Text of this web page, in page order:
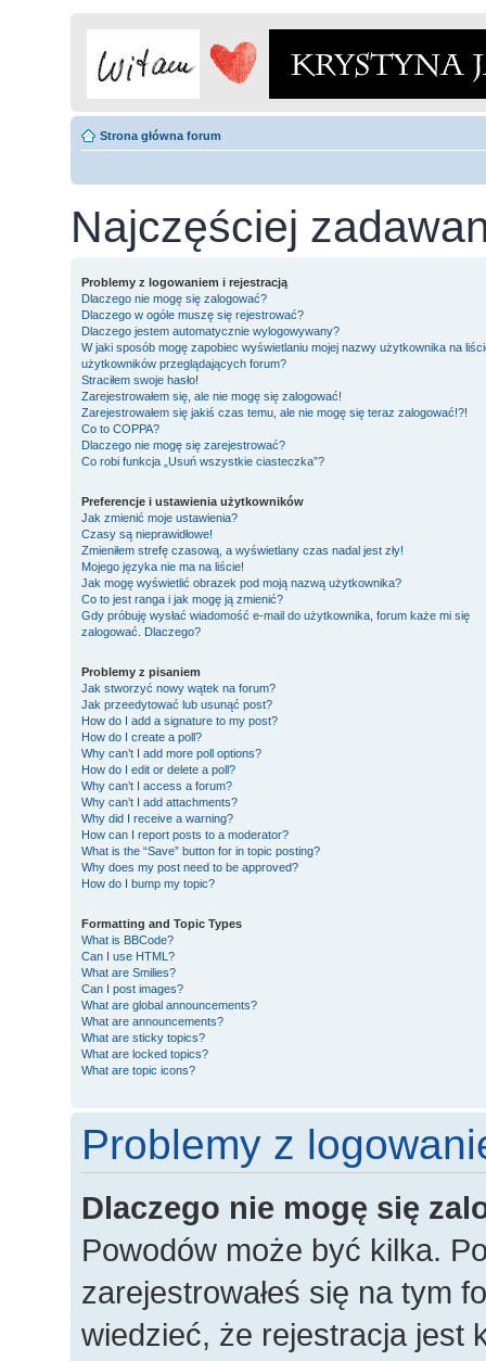
Strona główna forum
Najczęściej
Problemy z logowaniem i rejestracją
Dlaczego nie mogę się zalogować?
Dlaczego w ogóle muszę się rejestrować?
Dlaczego jestem automatycznie wylogowywany?
W jaki sposób mogę zapobiec wyświetlaniu mojej nazwy użytkownika na
użytkowników przeglądających forum?
Straciłem swoje hasło!
Zarejestrowałem się, ale nie mogę się zalogować!
Zarejestrowałem się jakiś czas temu, ale nie mogę się teraz zalogować!?!
Co to COPPA?
Dlaczego nie mogę się zarejestrować?
Co robi funkcja „Usuń wszystkie ciasteczka”?
Preferencje i ustawienia użytkowników
Jak zmienić moje ustawienia?
Czasy są nieprawidłowe!
Zmieniłem strefę czasową, a wyświetlany czas nadal jest zły!
Mojego języka nie ma na liście!
Jak mogę wyświetlić obrazek pod moją nazwą użytkownika?
Co to jest ranga i jak mogę ją zmienić?
Gdy próbuję wysłać wiadomość e-mail do użytkownika, forum każe mi się
zalogować. Dlaczego?
Problemy z pisaniem
Jak stworzyć nowy wątek na forum?
Jak przeedytować lub usunąć post?
How do I add a signature to my post?
How do I create a poll?
Why can’t I add more poll options?
How do I edit or delete a poll?
Why can’t I access a forum?
Why can’t I add attachments?
Why did I receive a warning?
How can I report posts to a moderator?
What is the “Save” button for in topic posting?
Why does my post need to be approved?
How do I bump my topic?
Formatting and Topic Types
What is BBCode?
Can I use HTML?
What are Smilies?
Can I post images?
What are global announcements?
What are announcements?
What are sticky topics?
What are locked topics?
What are topic icons?
Problemy z
Dlaczego nie mogę się
Powodów może być kilka.
zarejestrowałeś się na tym
wiedzieć, że rejestracja jest